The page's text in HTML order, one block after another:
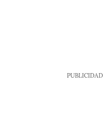
PUBLICIDAD